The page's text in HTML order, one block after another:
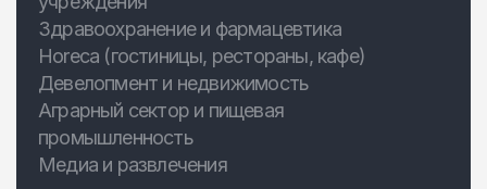
Здравоохранение и фармацевтика
Horeca (гостиницы, рестораны, кафе)
Девелопмент и недвижимость
Аграрный сектор и пищевая
промышленность
Медиа и развлечения